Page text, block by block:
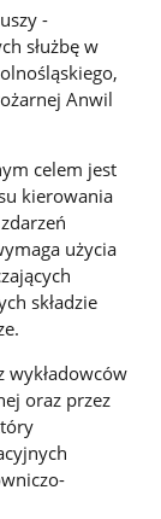
-
służbę w
Anwil
celem jest
kierowania
użycia
składzie
wykładowców
oraz przez